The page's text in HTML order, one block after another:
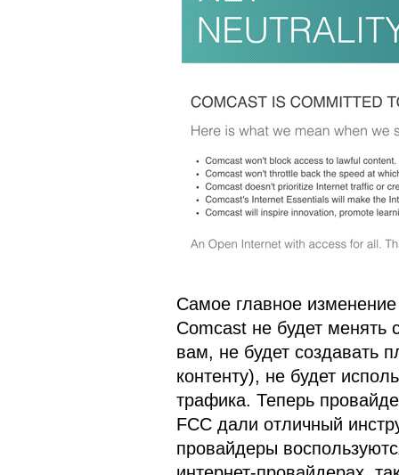
Самое главное изменение
Comcast не будет менять
вам, не будет создавать
контенту), не будет
трафика. Теперь
FCC дали отличный
провайдеры